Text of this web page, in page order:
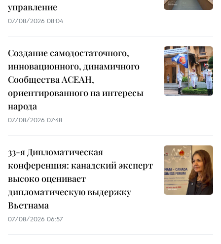
управление
07/08/2026 08:04
Создание самодостаточного,
инновационного, динамичного
Сообщества АСЕАН,
ориентированного на интересы
народа
07/08/2026 07:48
33-я Дипломатическая
конференция: канадский эксперт
высоко оценивает
дипломатическую выдержку
Вьетнама
07/08/2026 06:57